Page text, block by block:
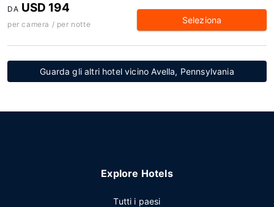
DA USD 194
per camera / per notte Seleziona
Guarda gli altri hotel vicino Avella, Pennsylvania
Explore Hotels
Tutti i paesi